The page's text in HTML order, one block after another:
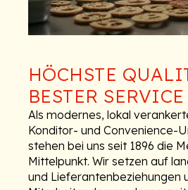
HÖCHSTE
BESTER SERVICE
Als modernes, lokal
Konditor- und Convenience-
stehen bei uns seit 1896 die
Mittelpunkt. Wir setzen auf
und Lieferantenbeziehungen